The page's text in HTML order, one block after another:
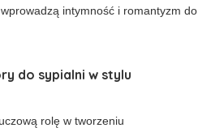
intymność i romantyzm do
do sypialni w stylu
rolę w tworzeniu